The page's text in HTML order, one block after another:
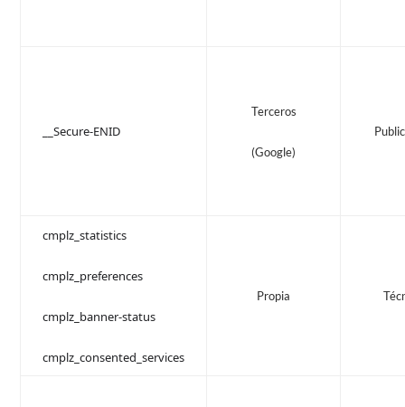
__Secure-ENID
Terceros
(Google)
cmplz_statistics
cmplz_preferences
cmplz_banner-status
cmplz_consented_services
Propia